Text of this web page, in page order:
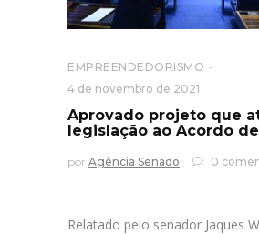
EMPREENDEDORISMO
4 de novembro de 2021
Aprovado projeto que
legislação ao Acordo
por Agência Senado 0
Relatado pelo senador Jaques